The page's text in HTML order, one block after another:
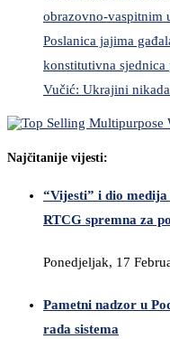
obrazovno-vaspitnim
Poslanica jajima
konstitutivna sjednica
Vučić: Ukrajini
Najčitanije vijesti:
“Vijesti” i dio
RTCG spremna za
Ponedjeljak, 17
Pametni nadzor u
rada sistema